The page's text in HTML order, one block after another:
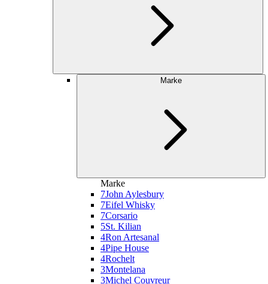
Marke
Marke
7John Aylesbury
7Eifel Whisky
7Corsario
5St. Kilian
4Ron Artesanal
4Pipe House
4Rochelt
3Montelana
3Michel Couvreur